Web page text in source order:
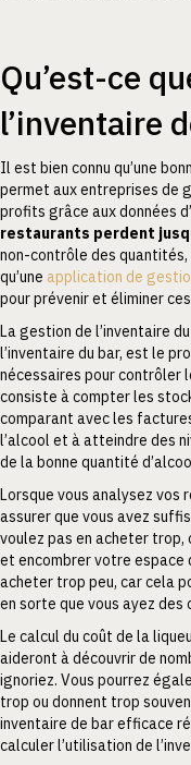
Qu’est-ce
l’inventaire
Il est bien connu qu’une
permet aux entreprises de
profits grâce aux données
restaurants perdent
non-contrôle des quantités,
qu’une application de
pour prévenir et éliminer
La gestion de l’inventaire
l’inventaire du bar, est le
nécessaires pour contrôler
consiste à compter les
comparant avec les
l’alcool et à atteindre des
de la bonne quantité
Lorsque vous analysez vos
assurer que vous avez
voulez pas en acheter
et encombrer votre espace
acheter trop peu, car cela
en sorte que vous ayez
Le calcul du coût de la
aideront à découvrir de
ignoriez. Vous pourrez
trop ou donnent trop
inventaire de bar efficace
calculer l’utilisation de